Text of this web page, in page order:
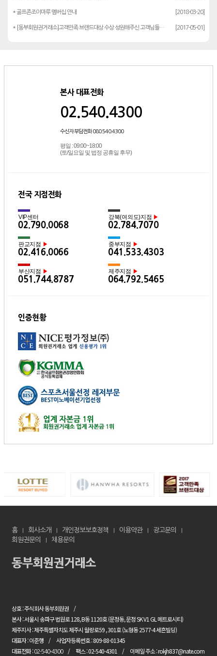
* 골프존조이마루 멤버십 안내 [2018-03-20]
* [동부회원권거래소]고객만족 브랜드대상 수상 성원해주신 고객님들께 감사드립… [2017-05-01]
본사 대표전화
02.540.4300
수신자 부담전화 080.540.4300
평일 : 09:00~18:00
(토/일요일 및 법정 공휴일 후무)
전국 지점전화
VIP센터
02.790.0068
강북(여의도)지점 ▶
02.784.7070
판교지점 ▶
02.416.0066
중부지점 ▶
041.533.4303
부산지점 ▶
051.744.8787
제주지점 ▶
064.792.5465
인증현황
홈 회사소개 개인정보보호정책 이용약관
광고문의
회원권문의
채용문의
상호 : 주식회사 동부회원권
본사 : 서울시 송파구 법원로 128, B동 1120호 (문정동, 문정 SK V1 GL 메트로시티)
제주지사 : 제주특별자치도 제주시 월랑로59 , 301호 (노형동 2577-4 세흔빌딩)
대표자 : 이준행
사업자등록번호 : 809-88-01345
대표전화 :02-540-4300 팩스 : 02-540-4301 이메일 주소 : rokjh837@nate.com